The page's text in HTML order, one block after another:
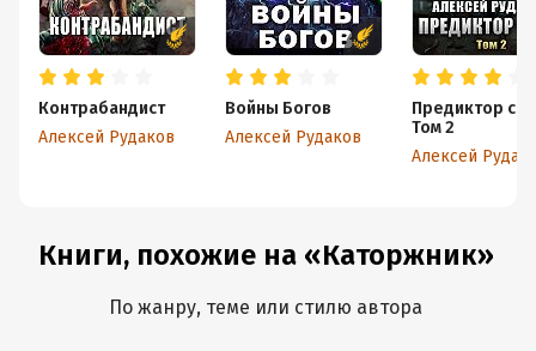
Контрабандист
Алексей Рудаков
Войны Богов
Алексей Рудаков
Предиктор с
Том 2
Алексей
Книги, похожие на «Каторжник»
По жанру, теме или стилю автора